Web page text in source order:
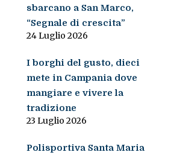
sbarcano a San Marco,
“Segnale di crescita”
24 Luglio 2026
I borghi del gusto, dieci
mete in Campania dove
mangiare e vivere la
tradizione
23 Luglio 2026
Polisportiva Santa Maria